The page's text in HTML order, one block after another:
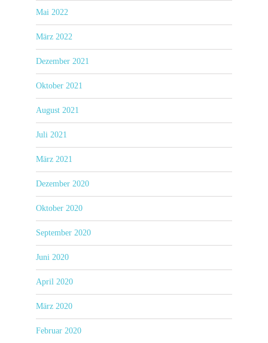
Mai 2022
März 2022
Dezember 2021
Oktober 2021
August 2021
Juli 2021
März 2021
Dezember 2020
Oktober 2020
September 2020
Juni 2020
April 2020
März 2020
Februar 2020